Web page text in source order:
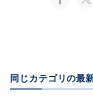
同じカテゴリの最